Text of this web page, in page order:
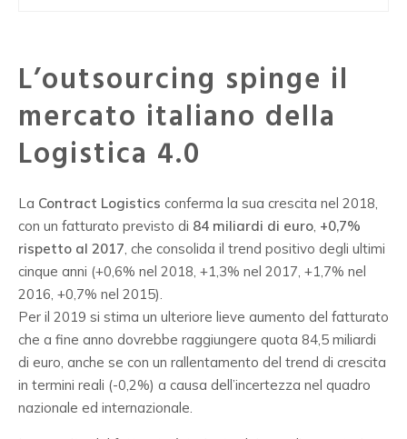
L’outsourcing spinge il
mercato italiano della
Logistica 4.0
La Contract Logistics conferma la sua crescita nel 2018,
con un fatturato previsto di 84 miliardi di euro, +0,7%
rispetto al 2017, che consolida il trend positivo degli ultimi
cinque anni (+0,6% nel 2018, +1,3% nel 2017, +1,7% nel
2016, +0,7% nel 2015).
Per il 2019 si stima un ulteriore lieve aumento del fatturato
che a fine anno dovrebbe raggiungere quota 84,5 miliardi
di euro, anche se con un rallentamento del trend di crescita
in termini reali (-0,2%) a causa dell’incertezza nel quadro
nazionale ed internazionale.